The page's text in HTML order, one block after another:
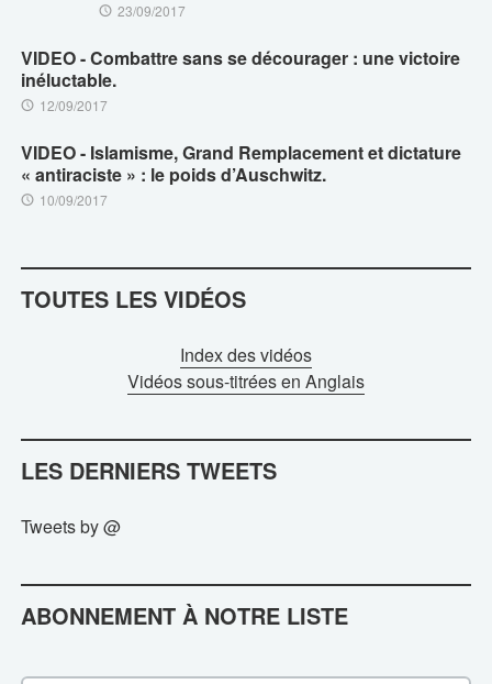
23/09/2017
VIDEO - Combattre sans se décourager : une victoire
inéluctable.
12/09/2017
VIDEO - Islamisme, Grand Remplacement et dictature
« antiraciste » : le poids d’Auschwitz.
10/09/2017
TOUTES LES VIDÉOS
Index des vidéos
Vidéos sous-titrées en Anglais
LES DERNIERS TWEETS
Tweets by @
ABONNEMENT À NOTRE LISTE